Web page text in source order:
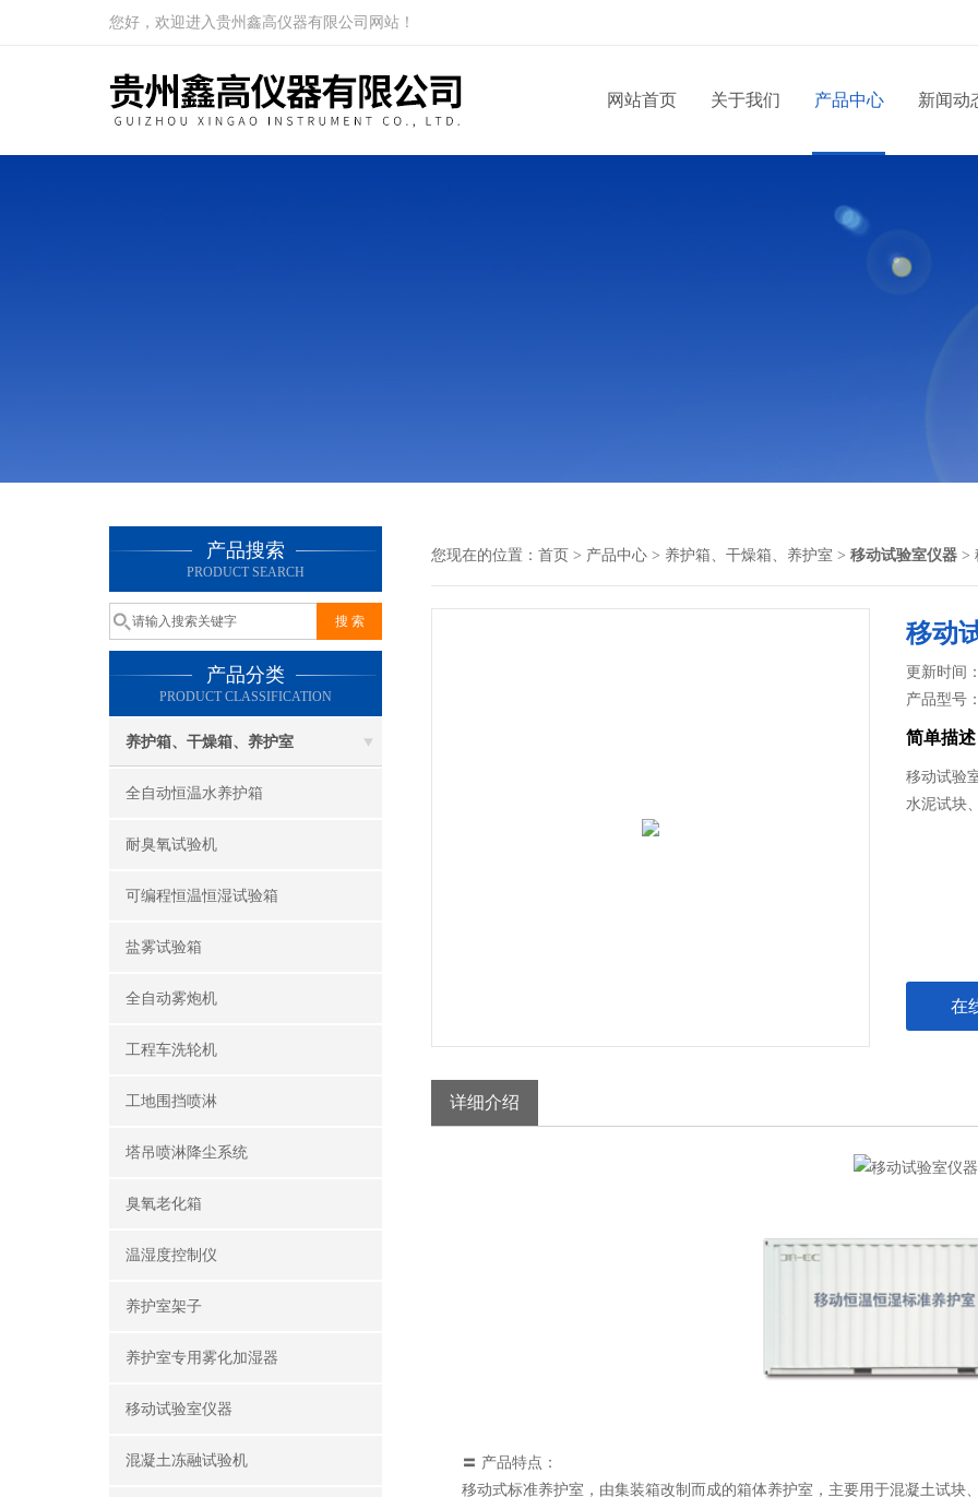
您好，欢迎进入贵州鑫高仪器有限公司网站！
网站首页 关于我们 产品中心 新闻动
产品搜索
PRODUCT SEARCH
产品分类
PRODUCT CLASSIFICATION
养护箱、干燥箱、养护室
全自动恒温水养护箱
耐臭氧试验机
可编程恒温恒湿试验箱
盐雾试验箱
全自动雾炮机
工程车洗轮机
工地围挡喷淋
塔吊喷淋降尘系统
臭氧老化箱
温湿度控制仪
养护室架子
养护室专用雾化加湿器
移动试验室仪器
混凝土冻融试验机
您现在的位置： 首页 > 产品中心 > 养护箱、干燥箱、养护室 > 移动试验室仪器 >
移动
更新时间
产品型号
简单描述
移动试验
水泥试块
在
详细介绍
〓 产品特点：
移动式标准养护室，由集装箱改制而成的箱体养护室，主要用于混凝土试块、